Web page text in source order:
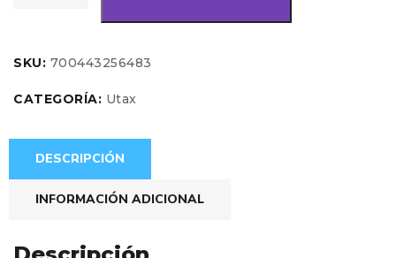
SKU: 700443256483
CATEGORÍA: Utax
DESCRIPCIÓN
INFORMACIÓN ADICIONAL